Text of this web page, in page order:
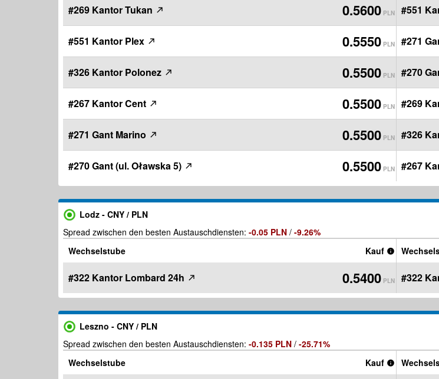
#269 Kantor Tukan 0.5600 PLN
#551 Kantor Plex 0.5550 PLN
#326 Kantor Polonez 0.5500 PLN
#267 Kantor Cent 0.5500 PLN
#271 Gant Marino 0.5500 PLN
#270 Gant (ul. Oławska 5) 0.5500 PLN
#551
#271
#270
#269
#326
#267
Lodz - CNY / PLN
Spread zwischen den besten Austauschdiensten: -0.05 PLN / -9.26%
Wechselstube
Kauf
#322 Kantor Lombard 24h 0.5400 PLN #322
Leszno - CNY / PLN
Spread zwischen den besten Austauschdiensten: -0.135 PLN / -25.71%
Wechselstube
Kauf